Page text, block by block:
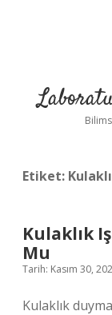
Etiket:
Kulaklık
Mu
Tarih: Kasım 30,
Kulaklık